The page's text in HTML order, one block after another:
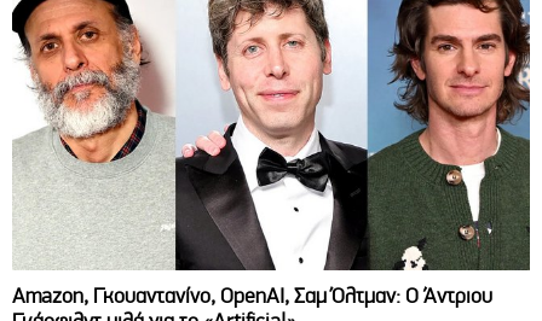
Amazon, Γκουαντανίνο, OpenAI, Σαμ Όλτμαν: Ο Άντριου